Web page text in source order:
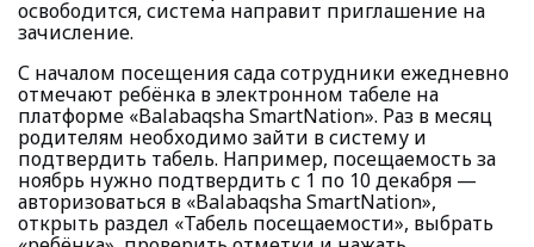
освободится, система направит приглашение на
зачисление.
С началом посещения сада сотрудники ежедневно
отмечают ребёнка в электронном табеле на
платформе «Balabaqsha SmartNation». Раз в месяц
родителям необходимо зайти в систему и
подтвердить табель. Например, посещаемость за
ноябрь нужно подтвердить с 1 по 10 декабря —
авторизоваться в «Balabaqsha SmartNation»,
открыть раздел «Табель посещаемости», выбрать